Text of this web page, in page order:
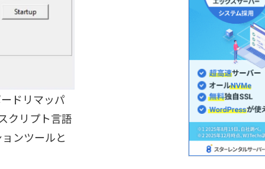
ドリマッパ
クリプト言語
ンツールと